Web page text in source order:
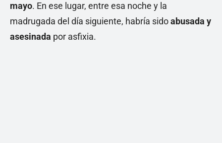
mayo. En ese lugar, entre esa noche y la
madrugada del día siguiente, habría sidoabusada y
asesinada por asfixia.